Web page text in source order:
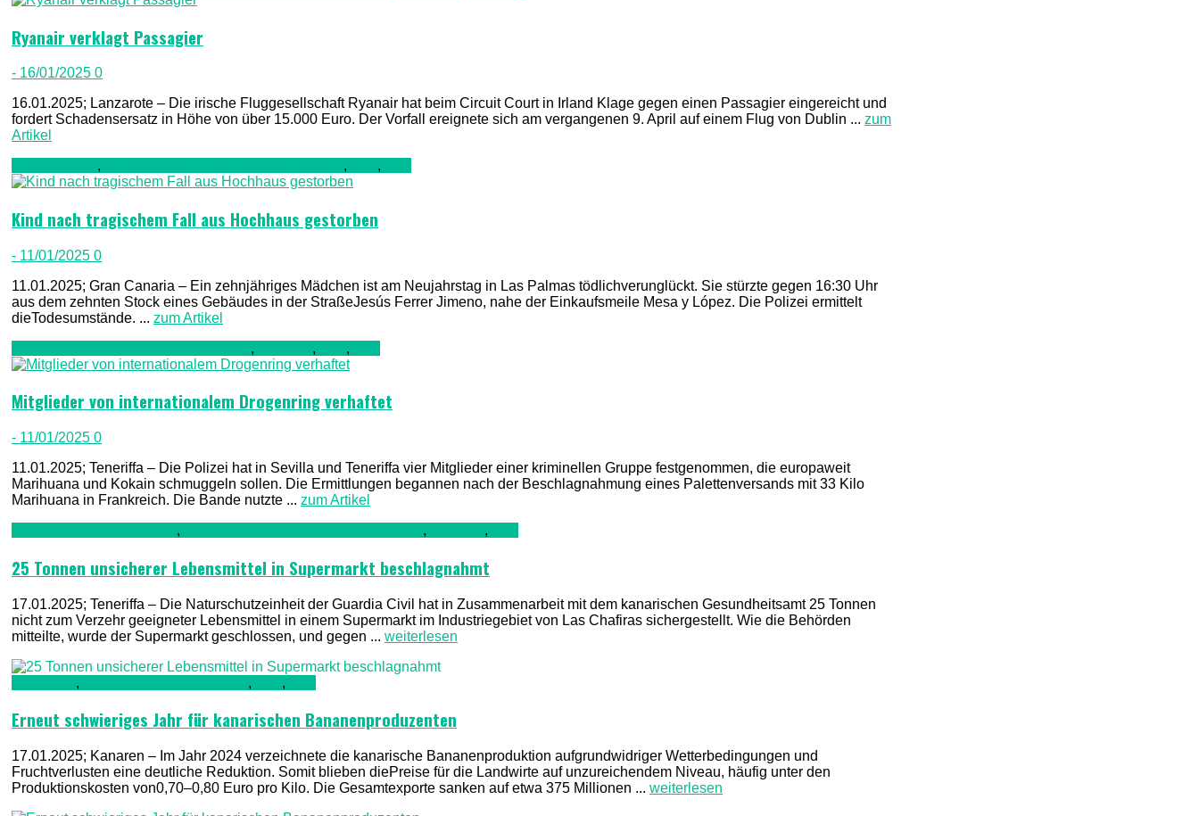
Ryanair verklagt Passagier
- 16/01/2025 0
16.01.2025; Lanzarote – Die irische Fluggesellschaft Ryanair hat beim Circuit Court in Irland Klage gegen einen Passagier eingereicht und
fordert Schadensersatz in Höhe von über 15.000 Euro. Der Vorfall ereignete sich am vergangenen 9. April auf einem Flug von Dublin ... zum
Artikel
, , ,
Kind nach tragischem Fall aus Hochhaus gestorben
- 11/01/2025 0
11.01.2025; Gran Canaria – Ein zehnjähriges Mädchen ist am Neujahrstag in Las Palmas tödlichverunglückt. Sie stürzte gegen 16:30 Uhr
aus dem zehnten Stock eines Gebäudes in der StraßeJesús Ferrer Jimeno, nahe der Einkaufsmeile Mesa y López. Die Polizei ermittelt
dieTodesumstände. ... zum Artikel
, , ,
Mitglieder von internationalem Drogenring verhaftet
- 11/01/2025 0
11.01.2025; Teneriffa – Die Polizei hat in Sevilla und Teneriffa vier Mitglieder einer kriminellen Gruppe festgenommen, die europaweit
Marihuana und Kokain schmuggeln sollen. Die Ermittlungen begannen nach der Beschlagnahmung eines Palettenversands mit 33 Kilo
Marihuana in Frankreich. Die Bande nutzte ... zum Artikel
, , ,
25 Tonnen unsicherer Lebensmittel in Supermarkt beschlagnahmt
17.01.2025; Teneriffa – Die Naturschutzeinheit der Guardia Civil hat in Zusammenarbeit mit dem kanarischen Gesundheitsamt 25 Tonnen
nicht zum Verzehr geeigneter Lebensmittel in einem Supermarkt im Industriegebiet von Las Chafiras sichergestellt. Wie die Behörden
mitteilte, wurde der Supermarkt geschlossen, und gegen ... weiterlesen
, , ,
Erneut schwieriges Jahr für kanarischen Bananenproduzenten
17.01.2025; Kanaren – Im Jahr 2024 verzeichnete die kanarische Bananenproduktion aufgrundwidriger Wetterbedingungen und
Fruchtverlusten eine deutliche Reduktion. Somit blieben diePreise für die Landwirte auf unzureichendem Niveau, häufig unter den
Produktionskosten von0,70–0,80 Euro pro Kilo. Die Gesamtexporte sanken auf etwa 375 Millionen ... weiterlesen